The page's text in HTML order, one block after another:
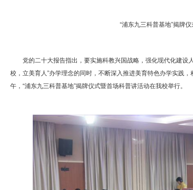
“浦东九三科普基地”揭牌
党的二十大报告指出，要实施科教兴国战略，强化现代化建
校，立美育人”办学理念的同时，不断深入推进美育特色办学实践
午，“浦东九三科普基地”揭牌仪式暨首场科普讲活动在我校举行。